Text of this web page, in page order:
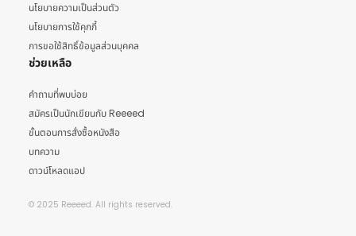
นโยบายความเป็นส่วนตัว
นโยบายการใช้คุกกี้
การขอใช้สิทธิ์ข้อมูลส่วนบุคคล
ช่วยเหลือ
คำถามที่พบบ่อย
สมัครเป็นนักเขียนกับ Reeeed
ขั้นตอนการสั่งซื้อหนังสือ
บทความ
ดาวน์โหลดแอป
© 2025 Reeeed. All rights reserved.